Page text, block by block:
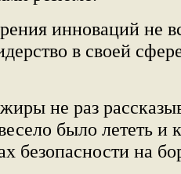
инноваций не
в своей
не раз
было лететь и
безопасности на